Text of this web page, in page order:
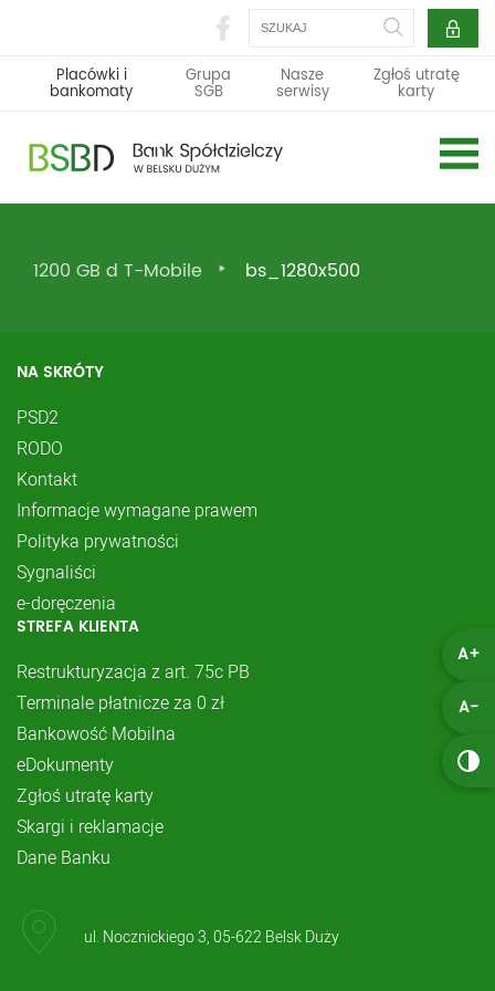
A+
A-
Szukaj
Placówki i
bankomaty
Grupa
SGB
Nasze
serwisy
Zgłoś utratę
karty
1200 GB d T-Mobile bs_1280x500
NA SKRÓTY
PSD2
RODO
Kontakt
Informacje wymagane prawem
Polityka prywatności
Sygnaliści
e-doręczenia
STREFA KLIENTA
Restrukturyzacja z art. 75c PB
Terminale płatnicze za 0 zł
Bankowość Mobilna
eDokumenty
Zgłoś utratę karty
Skargi i reklamacje
Dane Banku
ul. Nocznickiego 3, 05-622 Belsk Duży